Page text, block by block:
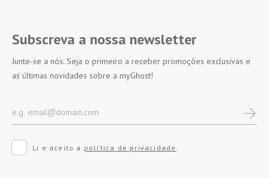
Subscreva a nossa newsletter
Junte-se a nós. Seja o primeiro a receber promoções exclusivas e
as últimas novidades sobre a myGhost!
Li e aceito a política de privacidade